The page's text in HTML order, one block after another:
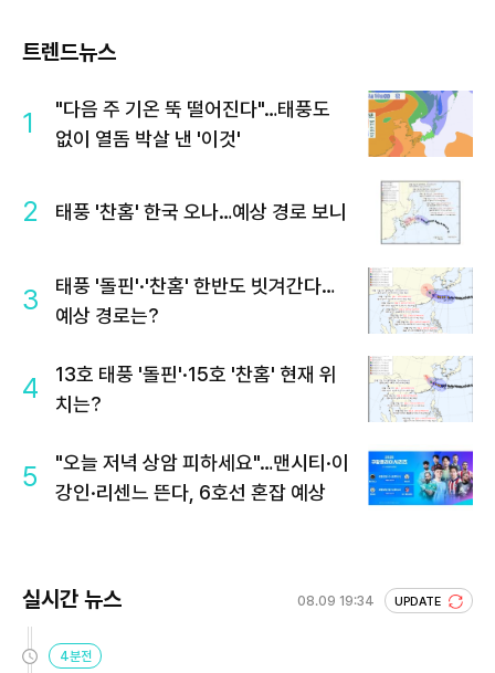
트렌드뉴스
1
"다음 주 기온 뚝 떨어진다"…태풍도
없이 열돔 박살 낸 '이것'
2 태풍 '찬홈' 한국 오나…예상 경로 보니
3
태풍 '돌핀'·'찬홈' 한반도 빗겨간다…
예상 경로는?
4
13호 태풍 '돌핀'·15호 '찬홈' 현재 위
치는?
5
"오늘 저녁 상암 피하세요"…맨시티·이
강인·리센느 뜬다, 6호선 혼잡 예상
실시간 뉴스 08.09 19:34 UPDATE
4분전